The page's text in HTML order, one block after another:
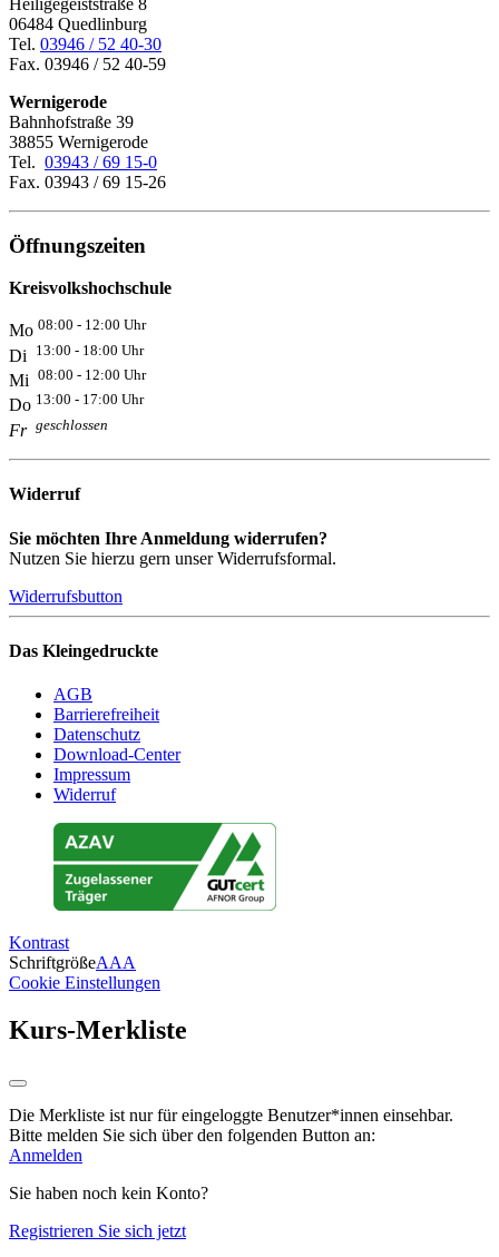
Heiligegeiststraße 8
06484 Quedlinburg
Tel. 03946 / 52 40-30
Fax. 03946 / 52 40-59
Wernigerode
Bahnhofstraße 39
38855 Wernigerode
Tel. 03943 / 69 15-0
Fax. 03943 / 69 15-26
Öffnungszeiten
Kreisvolkshochschule
Mo 08:00 - 12:00 Uhr
Di 13:00 - 18:00 Uhr
Mi 08:00 - 12:00 Uhr
Do 13:00 - 17:00 Uhr
Fr geschlossen
Widerruf
Sie möchten Ihre Anmeldung widerrufen?
Nutzen Sie hierzu gern unser Widerrufsformal.
Widerrufsbutton
Das Kleingedruckte
AGB
Barrierefreiheit
Datenschutz
Download-Center
Impressum
Widerruf
Kontrast
SchriftgrößeAAA
Cookie Einstellungen
Kurs-Merkliste
Die Merkliste ist nur für eingeloggte Benutzer*innen einsehbar.
Bitte melden Sie sich über den folgenden Button an:
Anmelden
Sie haben noch kein Konto?
Registrieren Sie sich jetzt